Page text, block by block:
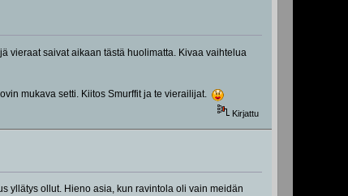
vieraat saivat aikaan tästä huolimatta. Kivaa vaihtelua
mukava setti. Kiitos Smurffit ja te vierailijat.
Kirjattu
yllätys ollut. Hieno asia, kun ravintola oli vain meidän